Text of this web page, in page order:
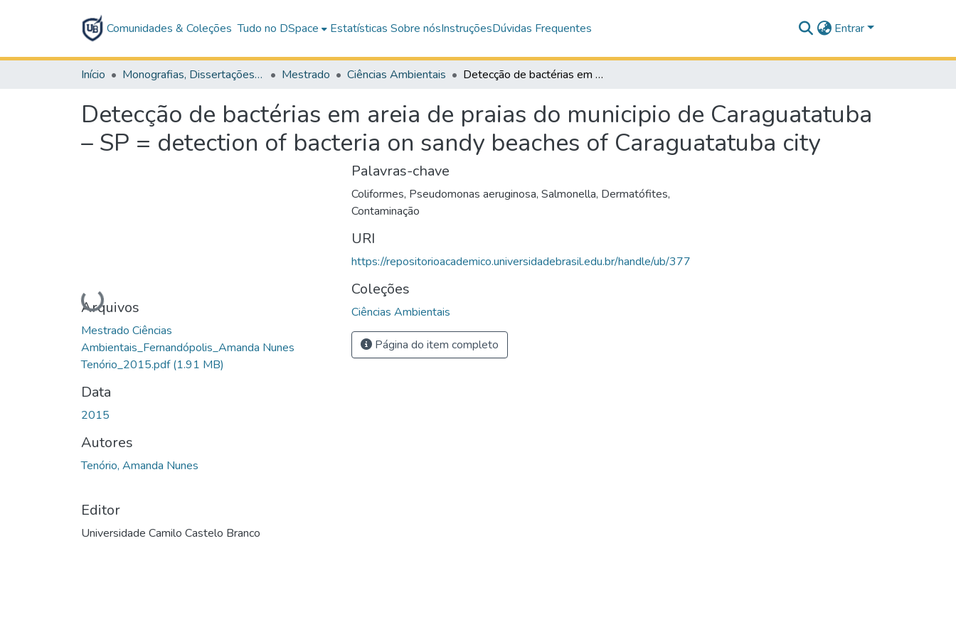
Comunidades & Coleções Tudo no DSpace Estatísticas Sobre nósInstruçõesDúvidas Frequentes Entrar
Início Monografias, Dissertações e Teses Mestrado Ciências Ambientais Detecção de bactérias em areia de praias do municipio de Caraguatatuba – SP = detection of bacteria on sandy beaches of Caraguatatuba city
Detecção de bactérias em areia de praias do municipio de Caraguatatuba
– SP = detection of bacteria on sandy beaches of Caraguatatuba city
Carregando...
Arquivos
Mestrado Ciências
Ambientais_Fernandópolis_Amanda Nunes
Tenório_2015.pdf(1.91 MB)
Data
2015
Autores
Tenório, Amanda Nunes
Editor
Universidade Camilo Castelo Branco
Palavras-chave
Coliformes, Pseudomonas aeruginosa, Salmonella, Dermatófites,
Contaminação
URI
https://repositorioacademico.universidadebrasil.edu.br/handle/ub/377
Coleções
Ciências Ambientais
Página do item completo